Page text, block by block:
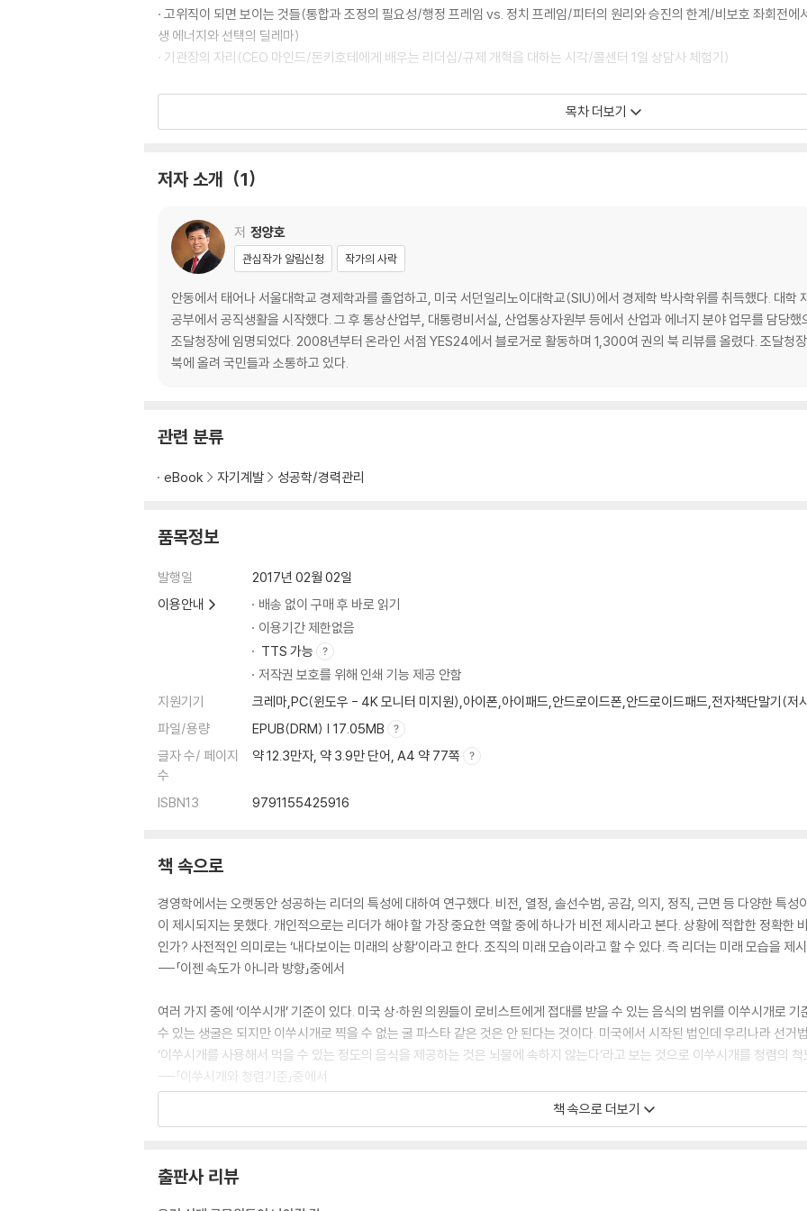
· 고위직이 되면 보이는 것들(통합과 조정의 필요성/행정 프레임 vs. 정치 프레임/피터의 원리와 승진의 한계/비보호 좌회전
생 에너지와 선택의 딜레마)
· 기관장의 자리(CEO 마인드/돈키호테에게 배우는 리더십/규제 개혁을 대하는 시각/콜센터 1일 상담사 체험기)
Chapter 2 당신이 거울입니다
· 냉정과 열정 사이(마흔여섯 번 고쳐 쓴 보고서/이번에 저 승진하나요?/조직에 불만을 토로해야 할 때/상사의 업무 지시가 잘
· 협업을 위한 에티켓(떨림과 울림/역린은 건드리지 말라/독불장군은 가라, 이젠 협업이다/조달청의 시대정신, 협업과 소통/
· 힘들었을 때 나를 이끌었던 것들(직장의 선배 멘토들/사막을 건너는 방식으로 살아보기/행복한 지옥에서 지루한 천당 맛보
아프리카 케이프타운의 희망 이야기)
Chapter 3 천리길도 한 걸음부터
· 일신일신우일신(보고서 잘 쓰는 법/남아수독오거서/어느 구름에서 비가 내릴지 모른다/1등석 승객은 펜을 빌리지 않는다/
· 제2의 인생(저녁이 있는 풍경/케이프타운 테이블 마운틴의 교훈/발우공양에서 배운 삶의 자세/잘 노는 기술, 휴테크/더불어
Chapter 4 직장인들이 꼭 읽어야 할 책
· 고전과 문학의 향기(문학의 숲을 거닐다/강의/열하일기/강신주의 감정수업/안나 카레니나)
목차 더보기
저자 소개 1
저 정양호
관심작가 알림신청 작가의 사락
안동에서 태어나 서울대학교 경제학과를 졸업하고, 미국 서던일리노이대학교(SIU)에서 경제학 박사학위를 취득했다. 대
공부에서 공직생활을 시작했다. 그 후 통상산업부, 대통령비서실, 산업통상자원부 등에서 산업과 에너지 분야 업무를 담당
조달청장에 임명되었다. 2008년부터 온라인 서점 YES24에서 블로거로 활동하며 1,300여 권의 북 리뷰를 올렸다. 조달청
북에 올려 국민들과 소통하고 있다.
관련 분류
eBook 자기계발 성공학/경력관리
품목정보
발행일
2017년 02월 02일
이용안내
배송 없이 구매 후 바로 읽기
이용기간 제한없음
TTS 가능
저작권 보호를 위해 인쇄 기능 제공 안함
지원기기
크레마,PC(윈도우 - 4K 모니터 미지원),아이폰,아이패드,안드로이드폰,안드로이드패드,전자책단말기(
파일/용량
EPUB(DRM) | 17.05MB
글자 수/ 페이지
수
약 12.3만자, 약 3.9만 단어, A4 약 77쪽
ISBN13 9791155425916
책 속으로
경영학에서는 오랫동안 성공하는 리더의 특성에 대하여 연구했다. 비전, 열정, 솔선수범, 공감, 의지, 정직, 근면 등 다양한 특
이 제시되지는 못했다. 개인적으로는 리더가 해야 할 가장 중요한 역할 중에 하나가 비전 제시라고 본다. 상황에 적합한 정확한
인가? 사전적인 의미로는 ‘내다보이는 미래의 상황’이라고 한다. 조직의 미래 모습이라고 할 수 있다. 즉 리더는 미래 모습을 제
---「이젠 속도가 아니라 방향」중에서
여러 가지 중에 ‘이쑤시개’ 기준이 있다. 미국 상·하원 의원들이 로비스트에게 접대를 받을 수 있는 음식의 범위를 이쑤시개로
수 있는 생굴은 되지만 이쑤시개로 찍을 수 없는 굴 파스타 같은 것은 안 된다는 것이다. 미국에서 시작된 법인데 우리나라 선거
‘이쑤시개를 사용해서 먹을 수 있는 정도의 음식을 제공하는 것은 뇌물에 속하지 않는다’라고 보는 것으로 이쑤시개를 청렴의
---「이쑤시개와 청렴기준」중에서
한 직장에서 평생을 보내려고 마음먹는다면 초기 2년간은 죽었다 생각하고 열심히 일하자. 힘들어도 제대로 일하는 방법을 배
첫 2년을 보면 그 후 30년이 보인다.
---「초기에 집중하기」중에서
책 속으로 더보기
출판사 리뷰